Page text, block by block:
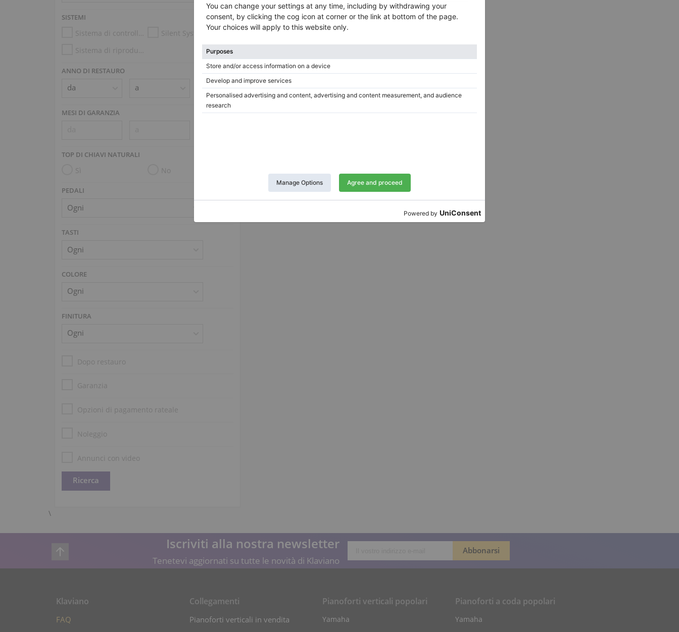
SISTEMI
Sistema di controllo dell’umidità
Silent System
Sistema di riproduzione (es. Disklavier, PianoDisc)
ANNO DI RESTAURO
MESI DI GARANZIA
TOP DI CHIAVI NATURALI
Sì No
PEDALI
TASTI
COLORE
FINITURA
Dopo restauro
Garanzia
Opzioni di pagamento rateale
Noleggio
Annunci con video
\
Iscriviti alla nostra newsletter
Tenetevi aggiornati su tutte le novità di Klaviano
Klaviano
FAQ
Collegamenti
Pianoforti verticali in vendita
Pianoforti verticali popolari
Yamaha
Pianoforti a coda popolari
Yamaha